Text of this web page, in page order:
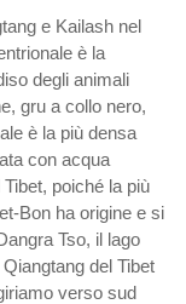
e Kailash nel
è la
degli animali
gru a collo nero,
è la più densa
con acqua
poiché la più
Bon ha origine e si
Tso, il lago
del Tibet
verso sud